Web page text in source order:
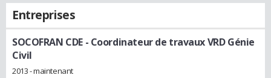
Entreprises
SOCOFRAN CDE- Coordinateur de travaux VRD Génie
Civil
2013 - maintenant